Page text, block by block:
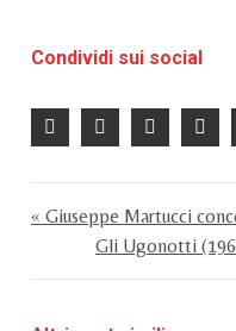
Condividi sui social
« Giuseppe Martucci
Gli Ugonotti